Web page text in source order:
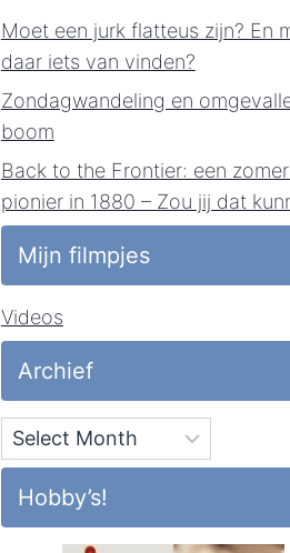
Moet een jurk flatteus zijn? En
daar iets van vinden?
Zondagwandeling en
boom
Back to the Frontier: een
pionier in 1880 – Zou jij dat
Mijn filmpjes
Videos
Archief
Archief
Hobby’s!